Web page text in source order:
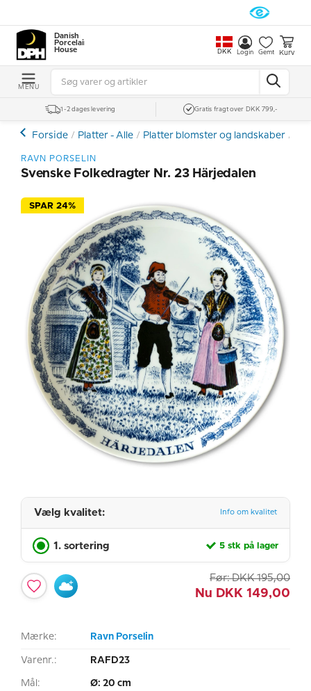
Danish
Porcelain
House
DKK Login Gemt Kurv
MENU
1-2 dages levering Gratis fragt over DKK 799,-
Forside Platter - Alle Platter blomster og landskaber
RAVN PORSELIN
Svenske Folkedragter Nr. 23 Härjedalen
SPAR 24%
Vælg kvalitet: Info om kvalitet
1. sortering 5 stk på lager
Før: DKK 195,00
Nu DKK 149,00
Mærke: Ravn Porselin
Varenr.: RAFD23
Mål: Ø: 20 cm